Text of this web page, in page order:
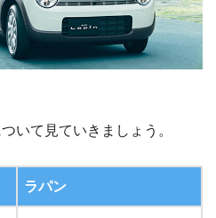
いて見ていきましょう。
ラパン